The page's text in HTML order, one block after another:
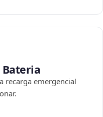
recarga emergencial